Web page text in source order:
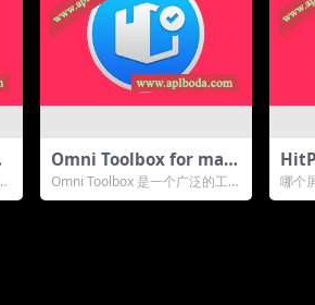
Omni Toolbox for mac
(全方位工具集合)v1.4.6直
装版
Omni Toolbox 是一个广泛的工具
集合，用于在 iPhone 硬件上创
er
件
哪个
使用